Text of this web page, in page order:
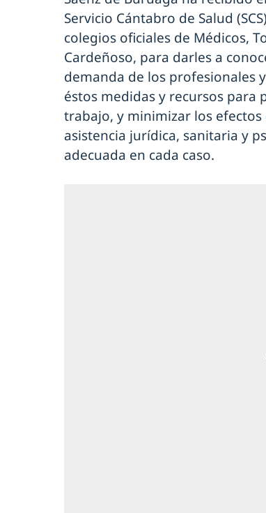
Servicio Cántabro de Salud
colegios oficiales de Médicos,
Cardeñoso, para darles a
demanda de los profesionales
éstos medidas y recursos
trabajo, y minimizar los
asistencia jurídica, sanitaria y
adecuada en cada caso.